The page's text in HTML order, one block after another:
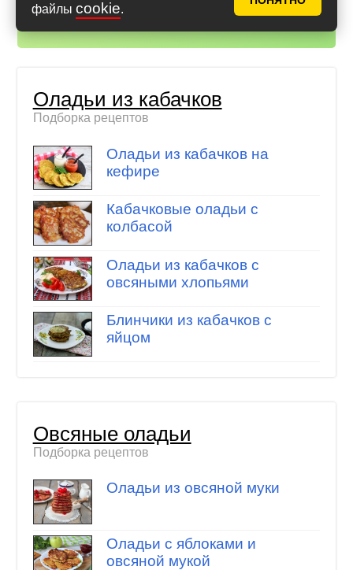
файлы cookie.
Айфон (iOS)
Андроид
Оладьи из кабачков
Подборка рецептов
Оладьи из кабачков на
кефире
Кабачковые оладьи с
колбасой
Оладьи из кабачков с
овсяными хлопьями
Блинчики из кабачков с
яйцом
Овсяные оладьи
Подборка рецептов
Оладьи из овсяной муки
Оладьи с яблоками и
овсяной мукой